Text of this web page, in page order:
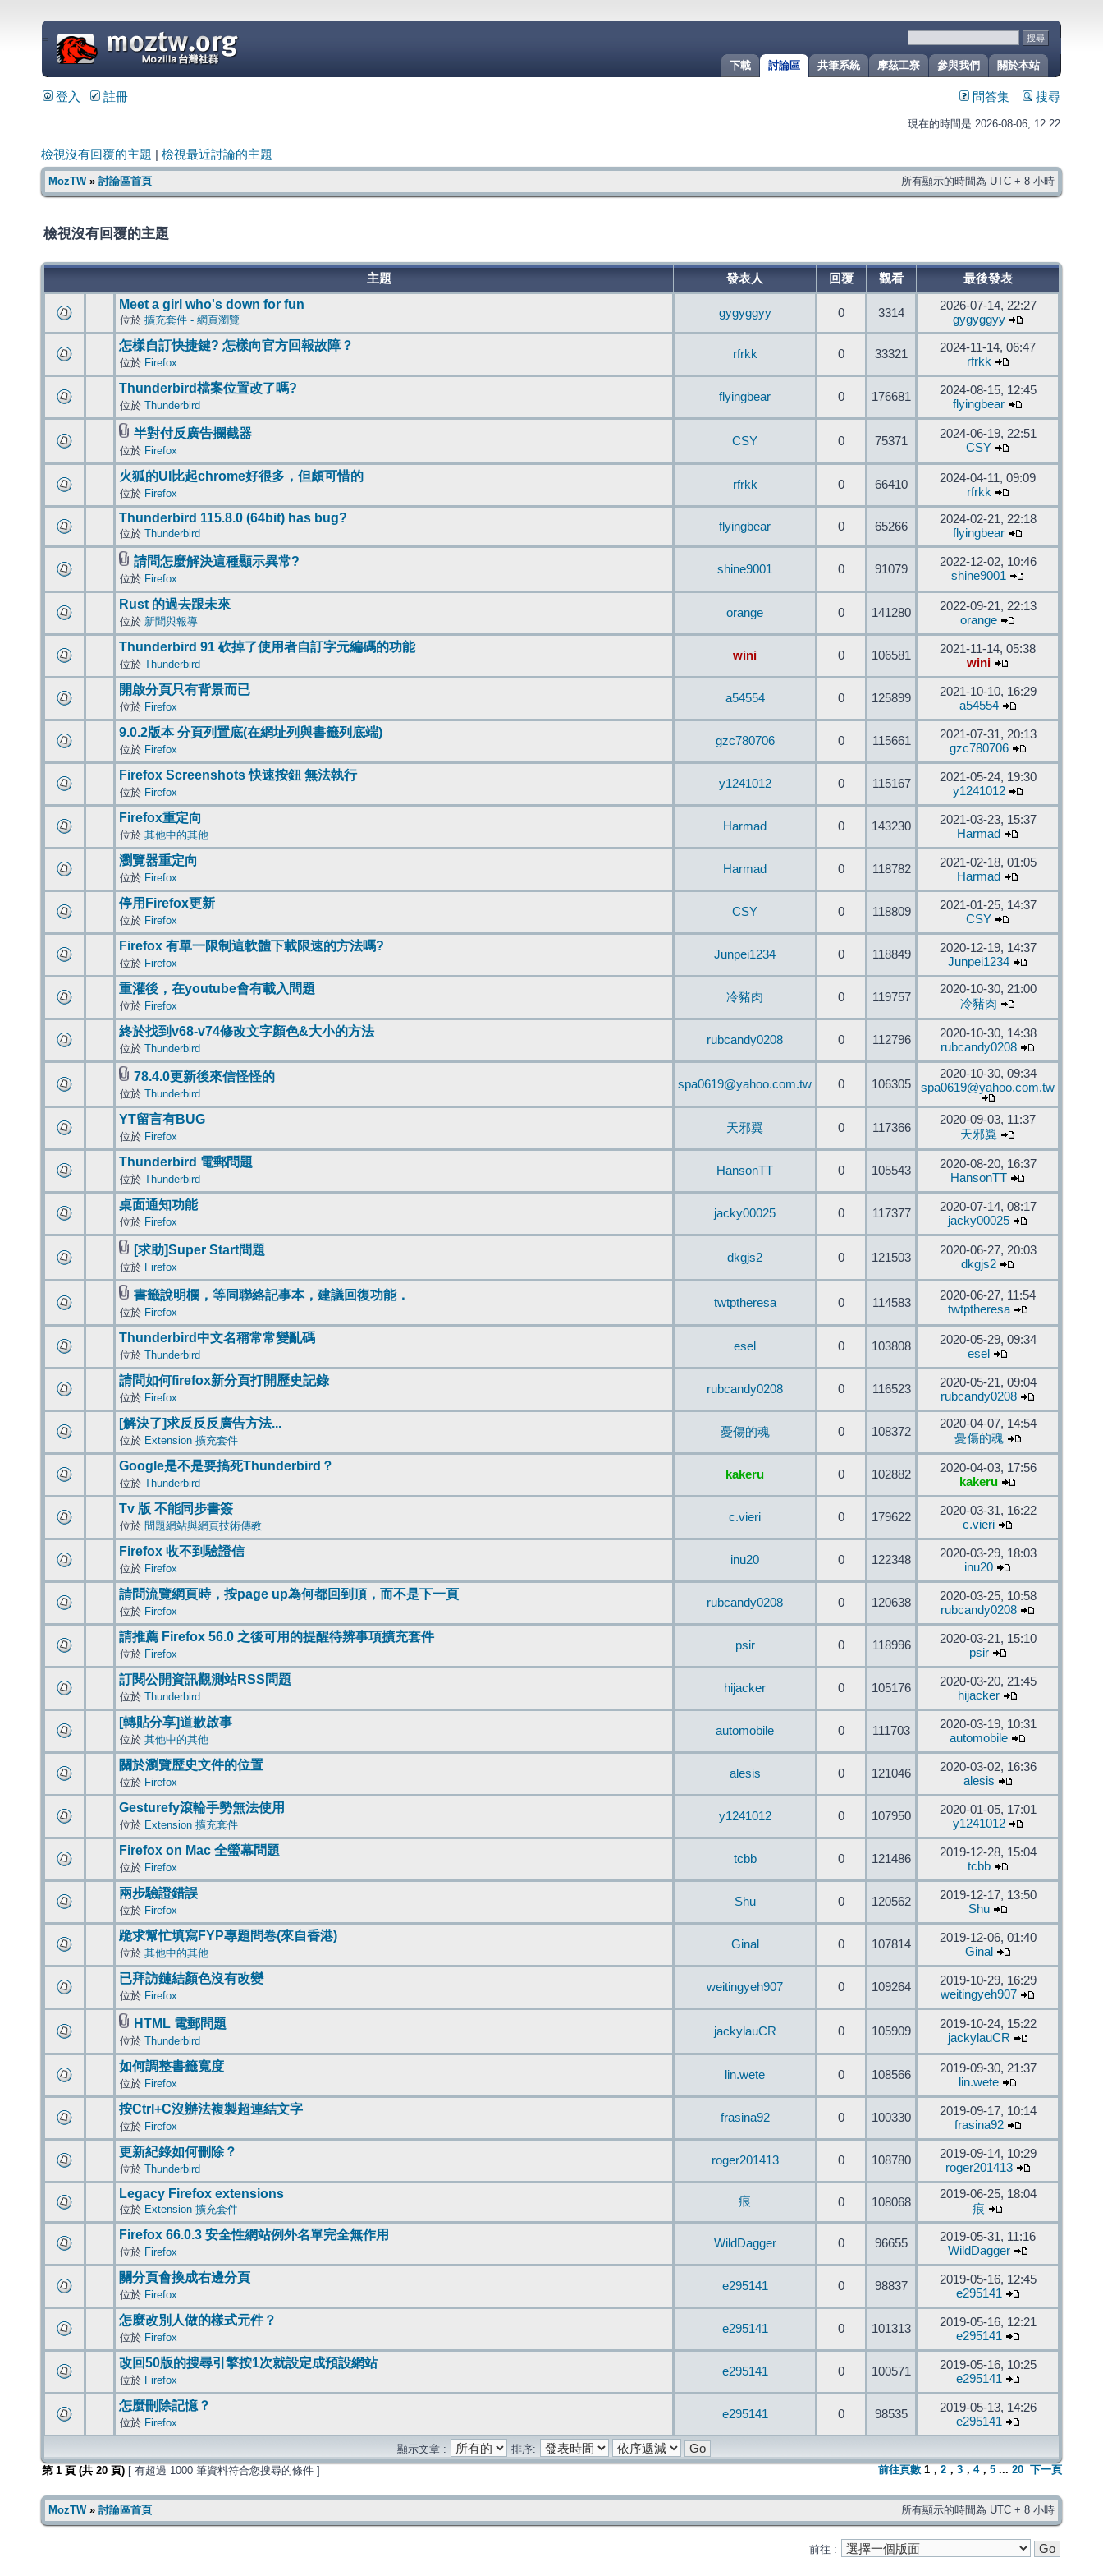
關於本站
參與我們
摩茲工寮
共筆系統
討論區
下載
=
登入 註冊 問答集 搜尋
現在的時間是 2026-08-06, 12:22
檢視沒有回覆的主題 檢視最近討論的主題
MozTW» 討論區首頁 所有顯示的時間為 UTC + 8 小時
檢視沒有回覆的主題
主題 發表人 回覆 觀看 最後發表
Meet a girl who's down for fun
位於 擴充套件 - 網頁瀏覽
gygyggyy 0 3314
2026-07-14, 22:27
gygyggyy
怎樣自訂快捷鍵? 怎樣向官方回報故障？
位於 Firefox
rfrkk 0 33321
2024-11-14, 06:47
rfrkk
Thunderbird檔案位置改了嗎?
位於 Thunderbird
flyingbear 0 176681
2024-08-15, 12:45
flyingbear
半對付反廣告攔截器
位於 Firefox
CSY 0 75371
2024-06-19, 22:51
CSY
火狐的UI比起chrome好很多，但頗可惜的
位於 Firefox
rfrkk 0 66410
2024-04-11, 09:09
rfrkk
Thunderbird 115.8.0 (64bit) has bug?
位於 Thunderbird
flyingbear 0 65266
2024-02-21, 22:18
flyingbear
請問怎麼解決這種顯示異常?
位於 Firefox
shine9001 0 91079
2022-12-02, 10:46
shine9001
Rust 的過去跟未來
位於 新聞與報導
orange 0 141280
2022-09-21, 22:13
orange
Thunderbird 91 砍掉了使用者自訂字元編碼的功能
位於 Thunderbird
wini 0 106581
2021-11-14, 05:38
wini
開啟分頁只有背景而已
位於 Firefox
a54554 0 125899
2021-10-10, 16:29
a54554
9.0.2版本 分頁列置底(在網址列與書籤列底端)
位於 Firefox
gzc780706 0 115661
2021-07-31, 20:13
gzc780706
Firefox Screenshots 快速按鈕 無法執行
位於 Firefox
y1241012 0 115167
2021-05-24, 19:30
y1241012
Firefox重定向
位於 其他中的其他
Harmad 0 143230
2021-03-23, 15:37
Harmad
瀏覽器重定向
位於 Firefox
Harmad 0 118782
2021-02-18, 01:05
Harmad
停用Firefox更新
位於 Firefox
CSY 0 118809
2021-01-25, 14:37
CSY
Firefox 有單一限制這軟體下載限速的方法嗎?
位於 Firefox
Junpei1234 0 118849
2020-12-19, 14:37
Junpei1234
重灌後，在youtube會有載入問題
位於 Firefox
冷豬肉 0 119757
2020-10-30, 21:00
冷豬肉
終於找到v68-v74修改文字顏色&大小的方法
位於 Thunderbird
rubcandy0208 0 112796
2020-10-30, 14:38
rubcandy0208
78.4.0更新後來信怪怪的
位於 Thunderbird
spa0619@yahoo.com.tw 0 106305
2020-10-30, 09:34
spa0619@yahoo.com.tw
YT留言有BUG
位於 Firefox
天邪翼 0 117366
2020-09-03, 11:37
天邪翼
Thunderbird 電郵問題
位於 Thunderbird
HansonTT 0 105543
2020-08-20, 16:37
HansonTT
桌面通知功能
位於 Firefox
jacky00025 0 117377
2020-07-14, 08:17
jacky00025
[求助]Super Start問題
位於 Firefox
dkgjs2 0 121503
2020-06-27, 20:03
dkgjs2
書籤說明欄，等同聯絡記事本，建議回復功能．
位於 Firefox
twtptheresa 0 114583
2020-06-27, 11:54
twtptheresa
Thunderbird中文名稱常常變亂碼
位於 Thunderbird
esel 0 103808
2020-05-29, 09:34
esel
請問如何firefox新分頁打開歷史記錄
位於 Firefox
rubcandy0208 0 116523
2020-05-21, 09:04
rubcandy0208
[解決了]求反反反廣告方法...
位於 Extension 擴充套件
憂傷的魂 0 108372
2020-04-07, 14:54
憂傷的魂
Google是不是要搞死Thunderbird？
位於 Thunderbird
kakeru 0 102882
2020-04-03, 17:56
kakeru
Tv 版 不能同步書簽
位於 問題網站與網頁技術傳教
c.vieri 0 179622
2020-03-31, 16:22
c.vieri
Firefox 收不到驗證信
位於 Firefox
inu20 0 122348
2020-03-29, 18:03
inu20
請問流覽網頁時，按page up為何都回到頂，而不是下一頁
位於 Firefox
rubcandy0208 0 120638
2020-03-25, 10:58
rubcandy0208
請推薦 Firefox 56.0 之後可用的提醒待辨事項擴充套件
位於 Firefox
psir 0 118996
2020-03-21, 15:10
psir
訂閱公開資訊觀測站RSS問題
位於 Thunderbird
hijacker 0 105176
2020-03-20, 21:45
hijacker
[轉貼分享]道歉啟事
位於 其他中的其他
automobile 0 111703
2020-03-19, 10:31
automobile
關於瀏覽歷史文件的位置
位於 Firefox
alesis 0 121046
2020-03-02, 16:36
alesis
Gesturefy滾輪手勢無法使用
位於 Extension 擴充套件
y1241012 0 107950
2020-01-05, 17:01
y1241012
Firefox on Mac 全螢幕問題
位於 Firefox
tcbb 0 121486
2019-12-28, 15:04
tcbb
兩步驗證錯誤
位於 Firefox
Shu 0 120562
2019-12-17, 13:50
Shu
跪求幫忙填寫FYP專題問卷(來自香港)
位於 其他中的其他
Ginal 0 107814
2019-12-06, 01:40
Ginal
已拜訪鏈結顏色沒有改變
位於 Firefox
weitingyeh907 0 109264
2019-10-29, 16:29
weitingyeh907
HTML 電郵問題
位於 Thunderbird
jackylauCR 0 105909
2019-10-24, 15:22
jackylauCR
如何調整書籤寬度
位於 Firefox
lin.wete 0 108566
2019-09-30, 21:37
lin.wete
按Ctrl+C沒辦法複製超連結文字
位於 Firefox
frasina92 0 100330
2019-09-17, 10:14
frasina92
更新紀錄如何刪除？
位於 Thunderbird
roger201413 0 108780
2019-09-14, 10:29
roger201413
Legacy Firefox extensions
位於 Extension 擴充套件
痕 0 108068
2019-06-25, 18:04
痕
Firefox 66.0.3 安全性網站例外名單完全無作用
位於 Firefox
WildDagger 0 96655
2019-05-31, 11:16
WildDagger
關分頁會換成右邊分頁
位於 Firefox
e295141 0 98837
2019-05-16, 12:45
e295141
怎麼改別人做的樣式元件？
位於 Firefox
e295141 0 101313
2019-05-16, 12:21
e295141
改回50版的搜尋引擎按1次就設定成預設網站
位於 Firefox
e295141 0 100571
2019-05-16, 10:25
e295141
怎麼刪除記憶？
位於 Firefox
e295141 0 98535
2019-05-13, 14:26
e295141
顯示文章 :
排序:
第 1 頁 (共 20 頁) [ 有超過 1000 筆資料符合您搜尋的條件 ] 前往頁數 1 ， 2 ， 3 ， 4， 5 ... 20 下一頁
MozTW» 討論區首頁 所有顯示的時間為 UTC + 8 小時
前往 :